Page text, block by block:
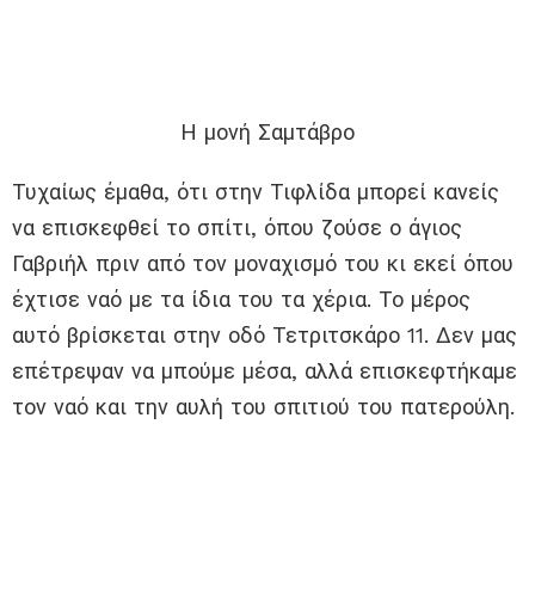
Η μονή Σαμτάβρο
Τυχαίως έμαθα, ότι στην Τιφλίδα μπορεί κανείς
να επισκεφθεί το σπίτι, όπου ζούσε ο άγιος
Γαβριήλ πριν από τον μοναχισμό του κι εκεί όπου
έχτισε ναό με τα ίδια του τα χέρια. Το μέρος
αυτό βρίσκεται στην οδό Τετριτσκάρο 11. Δεν μας
επέτρεψαν να μπούμε μέσα, αλλά επισκεφτήκαμε
τον ναό και την αυλή του σπιτιού του πατερούλη.